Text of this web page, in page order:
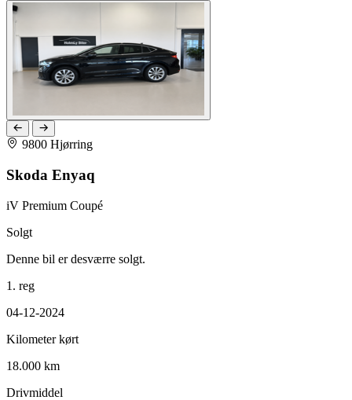
9800 Hjørring
Skoda Enyaq
iV Premium Coupé
Solgt
Denne bil er desværre solgt.
1. reg
04-12-2024
Kilometer kørt
18.000 km
Drivmiddel